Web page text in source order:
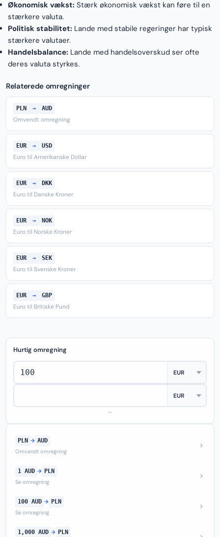
Økonomisk vækst: Stærk økonomisk vækst kan føre til en
stærkere valuta.
Politisk stabilitet: Lande med stabile regeringer har typisk
stærkere valutaer.
Handelsbalance: Lande med handelsoverskud ser ofte
deres valuta styrkes.
Relaterede omregninger
PLN → AUD
Omvendt omregning
EUR → USD
Euro til Amerikanske Dollar
EUR → DKK
Euro til Danske Kroner
EUR → NOK
Euro til Norske Kroner
EUR → SEK
Euro til Svenske Kroner
EUR → GBP
Euro til Britiske Pund
Hurtig omregning
—
PLN → AUD
Omvendt omregning
1 AUD → PLN
Se omregning
100 AUD → PLN
Se omregning
1,000 AUD → PLN